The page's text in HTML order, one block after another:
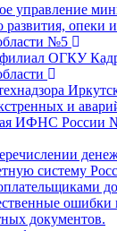
управление
развития, опеки
№5
ОГКУ
и
ИФНС России
систему
ошибки
документов.